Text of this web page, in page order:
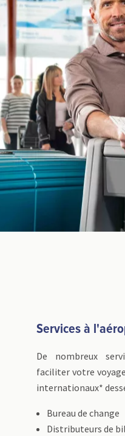
Services à
De nombreux
faciliter votre
internationaux*
Bureau de change
Distributeurs de